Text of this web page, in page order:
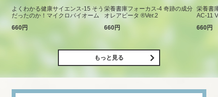
よくわかる健康サイエンス-15 そう
だったのか！マイクロバイオーム
660円
栄養書庫フォーカス-4 奇跡の成分
オレアビータ ®Ver.2
660円
栄養書
AC-11
660円
もっと見る